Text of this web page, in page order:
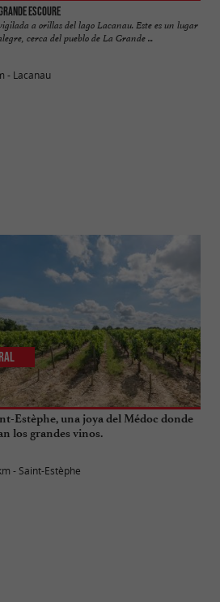
Escoure
a orillas del lago Lacanau. Este es un lugar
cerca del pueblo de La Grande ...
- Lacanau
Estèphe, una joya del Médoc donde
los grandes vinos.
- Saint-Estèphe